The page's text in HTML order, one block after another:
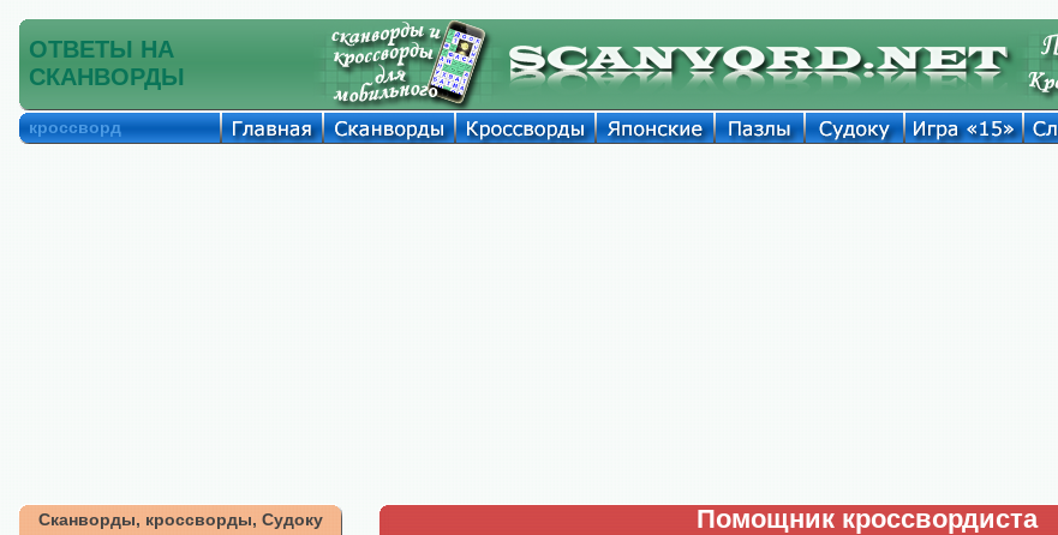
ОТВЕТЫ НА
СКАНВОРДЫ
кроссворд
Сканворды, кроссворды, Судоку Помощник кроссвордиста